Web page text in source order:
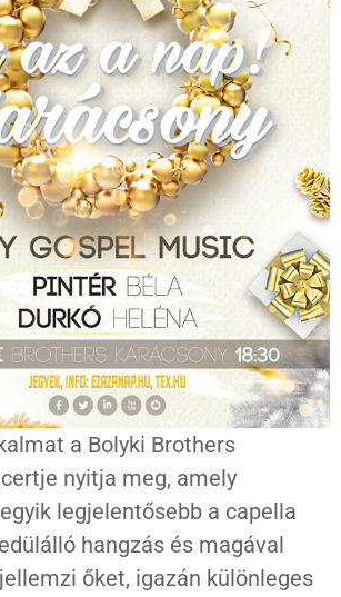
a Bolyki Brothers
nyitja meg, amely
legjelentősebb a capella
hangzás és magával
őket, igazán különleges